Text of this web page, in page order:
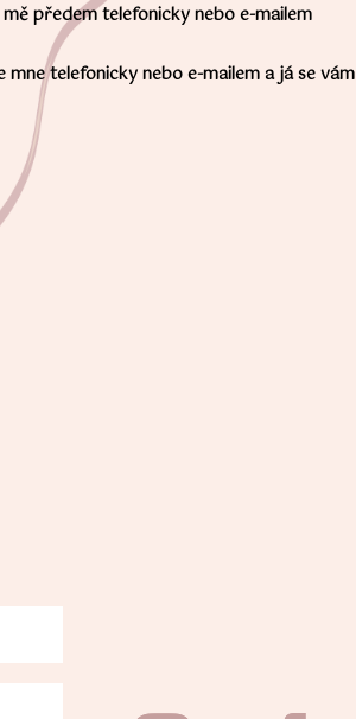
předem telefonicky nebo e-mailem
telefonicky nebo e-mailem a já se vám